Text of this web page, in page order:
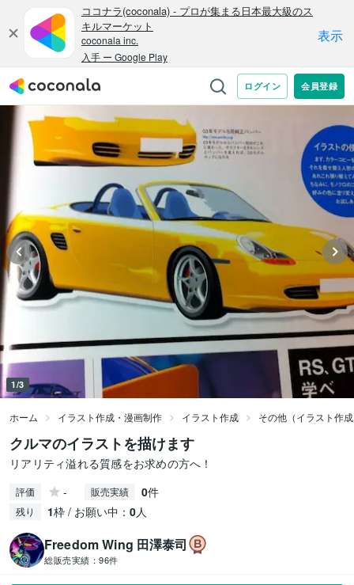
1/3
ホーム イラスト作成・漫画制作 イラスト作成 その他（イラスト作
クルマのイラストを描けます
リアリティ溢れる質感をお求めの方へ！
評価 - 販売実績 0件
残り 1枠 / お願い中： 0人
Freedom Wing 田澤泰司
総販売実績： 96件